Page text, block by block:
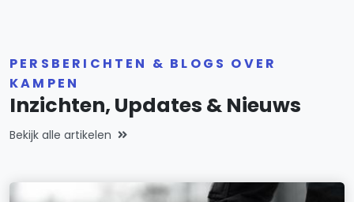
PERSBERICHTEN & BLOGS OVER
KAMPEN
Inzichten, Updates & Nieuws
Bekijk alle artikelen